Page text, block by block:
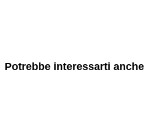
Potrebbe interessarti anche